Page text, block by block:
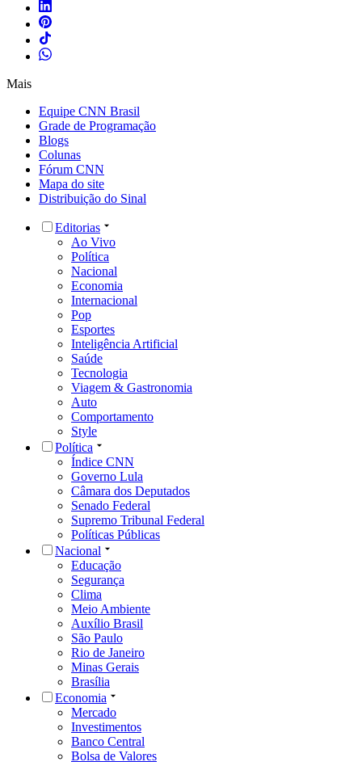
Mais
Equipe CNN Brasil
Grade de Programação
Blogs
Colunas
Fórum CNN
Mapa do site
Distribuição do Sinal
Editorias
Ao Vivo
Política
Nacional
Economia
Internacional
Pop
Esportes
Inteligência Artificial
Saúde
Tecnologia
Viagem & Gastronomia
Auto
Comportamento
Style
Política
Índice CNN
Governo Lula
Câmara dos Deputados
Senado Federal
Supremo Tribunal Federal
Políticas Públicas
Nacional
Educação
Segurança
Clima
Meio Ambiente
Auxílio Brasil
São Paulo
Rio de Janeiro
Minas Gerais
Brasília
Economia
Mercado
Investimentos
Banco Central
Bolsa de Valores